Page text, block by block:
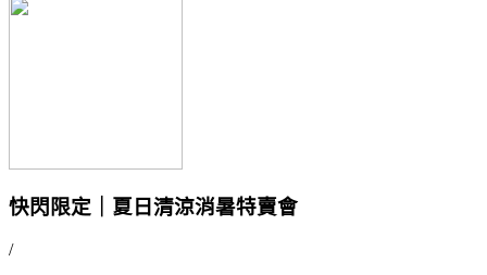
快閃限定｜夏日清涼消暑特賣會
/